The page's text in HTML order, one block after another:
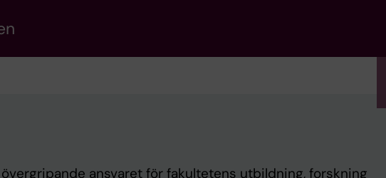
ansvaret för fakultetens utbildning, forskning